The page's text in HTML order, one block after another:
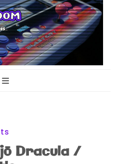
Show
Dracula /